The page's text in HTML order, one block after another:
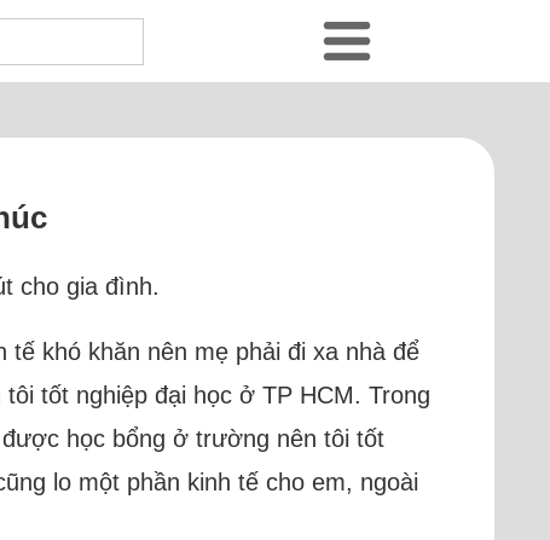
cho gia đình.
khó khăn nên mẹ phải đi xa nhà để
tốt nghiệp đại học ở TP HCM. Trong
học bổng ở trường nên tôi tốt
lo một phần kinh tế cho em, ngoài